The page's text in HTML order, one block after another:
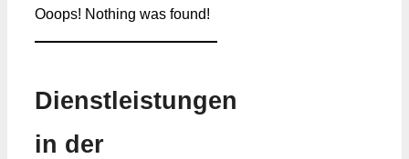
Ooops! Nothing was found!
Dienstleistungen
in der